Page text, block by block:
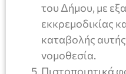
του Δήμου, με
εκκρεμοδικίας
καταβολής
νομοθεσία.
Πιστοποιητικά